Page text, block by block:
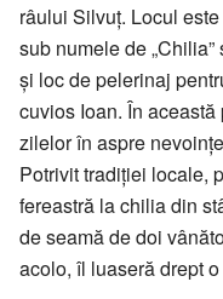
râului Silvuț. Locul
sub numele de
și loc de pelerinaj
cuvios Ioan. În
zilelor în aspre
Potrivit tradiției locale,
fereastră la chilia din
de seamă de doi
acolo, îl luaseră drept